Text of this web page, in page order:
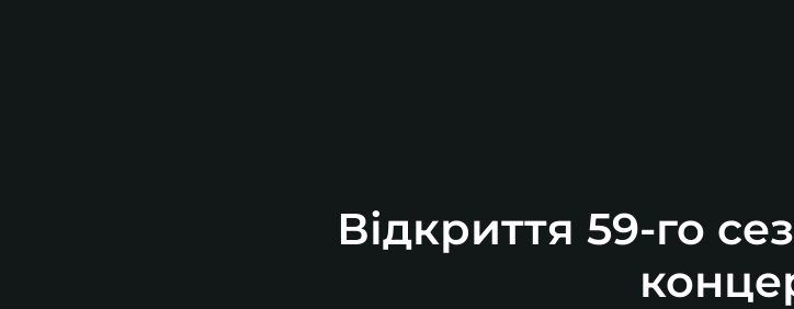
Відкриття 59-го